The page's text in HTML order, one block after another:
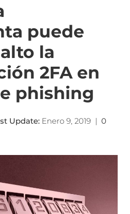
puede
la
2FA en
phishing
Update: Enero 9, 2019| 0